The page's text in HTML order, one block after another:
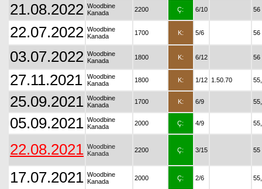
21.08.2022 Woodbine
Kanada
2200 Ç: 6/10 56
22.07.2022 Woodbine
Kanada
1700 K: 5/6 56
03.07.2022 Woodbine
Kanada
1800 K: 6/12 56
27.11.2021
Woodbine
Kanada
1800 K: 1/12 1.50.70
25.09.2021 Woodbine
Kanada
1700 K: 6/9
05.09.2021 Woodbine
Kanada
2000 Ç: 4/9
22.08.2021 Woodbine
Kanada
2200 Ç: 3/15 55
17.07.2021 Woodbine
Kanada
2000 Ç: 2/6